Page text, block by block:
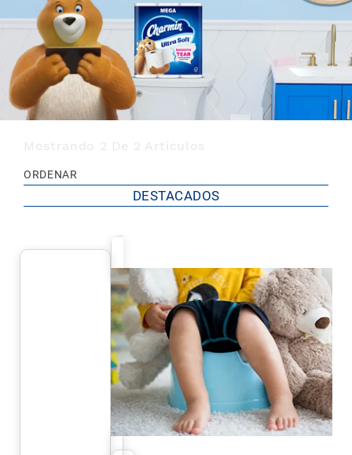
BATHROOM HYGIENE TIPS
POTTY TRAINING
BATHROOM IDEAS AND TIPS
Mostrando 2 De 2 Artículos
ORDENAR
DESTACADOS